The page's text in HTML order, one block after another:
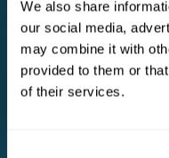
We also share
our social media,
may combine it with
provided to them or
of their services.